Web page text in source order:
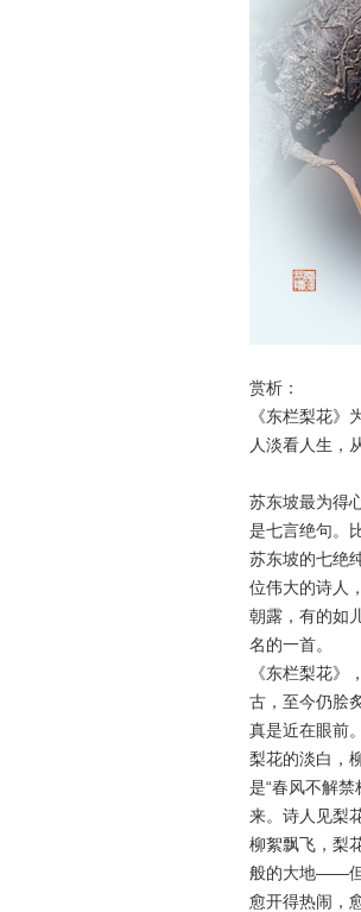
赏析：
《东栏梨花
人淡看人生，
苏东坡最为得
是七言绝句。
苏东坡的七绝
位伟大的诗人
朝露，有的如
名的一首。
《东栏梨花
古，至今仍脍
真是近在眼前。
梨花的淡白，
是“春风不解
来。诗人见梨
柳絮飘飞，梨
般的大地——但
愈开得热闹，